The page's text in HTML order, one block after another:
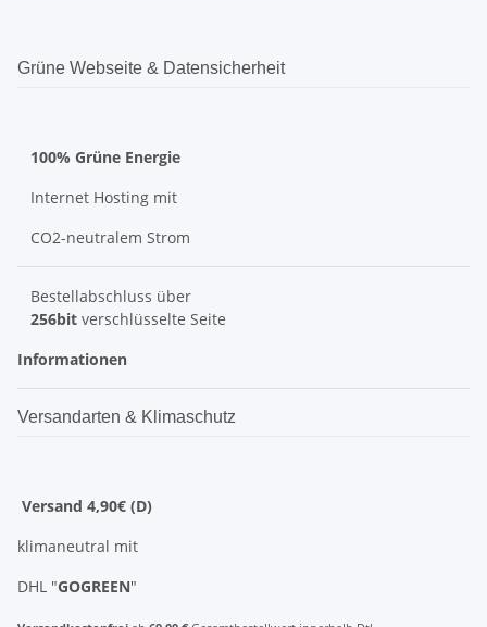
Grüne Webseite & Datensicherheit
100% Grüne Energie
Internet Hosting mit
CO2-neutralem Strom
Bestellabschluss über
256bit verschlüsselte Seite
Informationen
Versandarten & Klimaschutz
Versand 4,90€ (D)
klimaneutral mit
DHL "GOGREEN"